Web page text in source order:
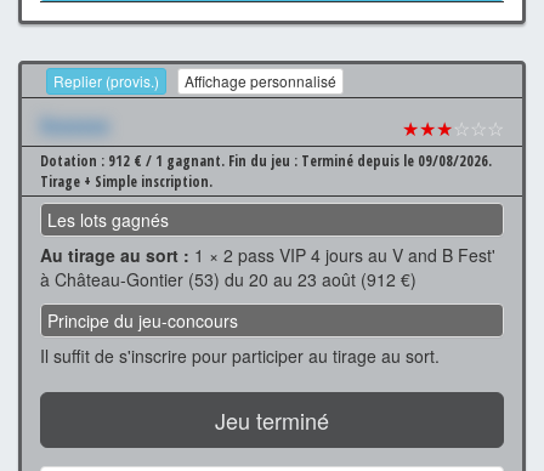
Replier (provis.) Affichage personnalisé
Xxxxxxx ★★★☆☆☆
Dotation : 912 € / 1 gagnant. Fin du jeu : Terminé depuis le 09/08/2026.
Tirage + Simple inscription.
Les lots gagnés
Au tirage au sort : 1 × 2 pass VIP 4 jours au V and B Fest'
à Château-Gontier (53) du 20 au 23 août (912 €)
Principe du jeu-concours
Il suffit de s'inscrire pour participer au tirage au sort.
Jeu terminé